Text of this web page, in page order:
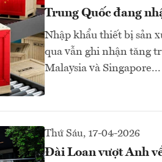
Trung Quốc đang
Nhập khẩu thiết bị sản
qua vẫn ghi nhận tăng
Malaysia và Singapore...
Thứ Sáu, 17-04-2026
Đài Loan vượt Anh